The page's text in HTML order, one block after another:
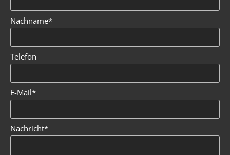
Nachname*
Telefon
E-Mail*
Nachricht*